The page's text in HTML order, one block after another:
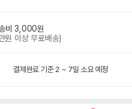
비 3,000원
원 이상 무료배송)
결제완료 기준 2 ~ 7일 소요 예정